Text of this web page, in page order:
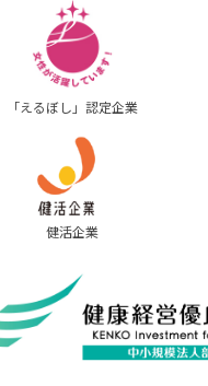
「えるぼし」認定企業
健活企業